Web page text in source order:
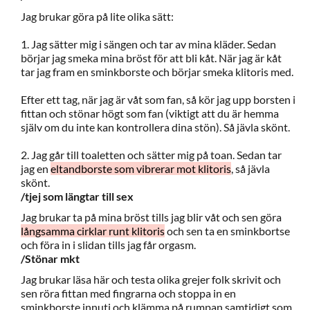
Jag brukar göra på lite olika sätt:
1. Jag sätter mig i sängen och tar av mina kläder. Sedan
börjar jag smeka mina bröst för att bli kåt. När jag är kåt
tar jag fram en sminkborste och börjar smeka klitoris med.
Efter ett tag, när jag är våt som fan, så kör jag upp borsten i
fittan och stönar högt som fan (viktigt att du är hemma
själv om du inte kan kontrollera dina stön). Så jävla skönt.
2. Jag går till toaletten och sätter mig på toan. Sedan tar
jag en eltandborste som vibrerar mot klitoris, så jävla
skönt.
/tjej som längtar till sex
Jag brukar ta på mina bröst tills jag blir våt och sen göra
långsamma cirklar runt klitorisoch sen ta en sminkbortse
och föra in i slidan tills jag får orgasm.
/Stönar mkt
Jag brukar läsa här och testa olika grejer folk skrivit och
sen röra fittan med fingrarna och stoppa in en
sminkborste innuti och klämma på rumpan samtidigt som